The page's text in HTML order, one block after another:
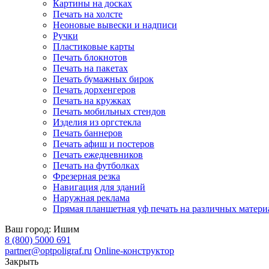
Картины на досках
Печать на холсте
Неоновые вывески и надписи
Ручки
Пластиковые карты
Печать блокнотов
Печать на пакетах
Печать бумажных бирок
Печать дорхенгеров
Печать на кружках
Печать мобильных стендов
Изделия из оргстекла
Печать баннеров
Печать афиш и постеров
Печать ежедневников
Печать на футболках
Фрезерная резка
Навигация для зданий
Наружная реклама
Прямая планшетная уф печать на различных
Ваш город: Ишим
8 (800) 5000 691
partner@optpoligraf.ru Online-конструктор
Закрыть